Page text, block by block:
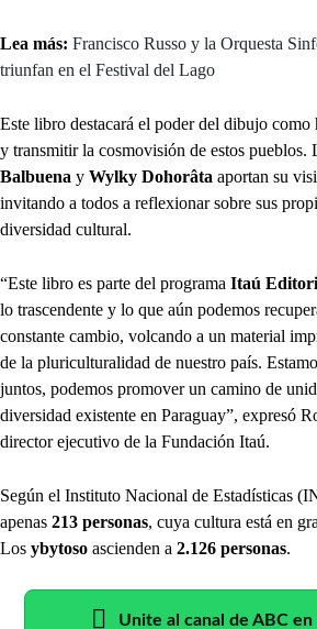
Lea más: Francisco Russo y la Orquesta
triunfan en el Festival del Lago
Este libro destacará el poder del dibujo como
y transmitir la cosmovisión de estos pueblos.
Balbuena y Wylky Dohorâta aportan su
invitando a todos a reflexionar sobre sus
diversidad cultural.
“Este libro es parte del programa Itaú
lo trascendente y lo que aún podemos
constante cambio, volcando a un material
de la pluriculturalidad de nuestro país.
juntos, podemos promover un camino de
diversidad existente en Paraguay”, expresó
director ejecutivo de la Fundación Itaú.
Según el Instituto Nacional de Estadísticas
apenas 213 personas, cuya cultura está en
Los ybytoso ascienden a 2.126 personas.
Unite al canal de ABC